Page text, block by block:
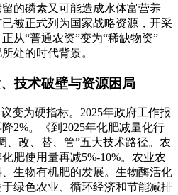
的磷素又可能造成水体富营养
被正式列为国家战略资源，开采
从“普通农资”变为“稀缺物资”
处的时代背景。
技术破壁与资源困局
议变为硬指标。2025年政府工作报
2%。《到2025年化肥减量化行
、改、替、管”五大技术路径。农
肥使用量再减5%-10%。农业农
生物有机肥的发展。生物酶活化
绿色农业、循环经济和节能减排